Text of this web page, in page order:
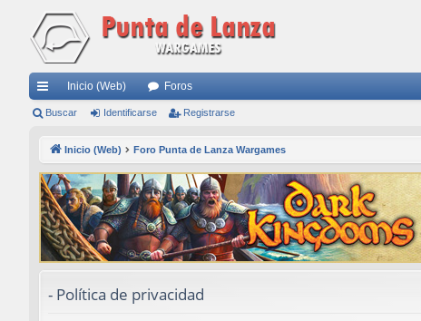
nl
rá
pi
do
Inicio (Web) Foros
Buscar Identificarse Registrarse
Inicio (Web) Foro Punta de Lanza Wargames
- Política de privacidad